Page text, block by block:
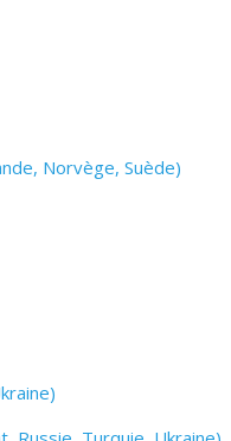
Norvège, Suède)